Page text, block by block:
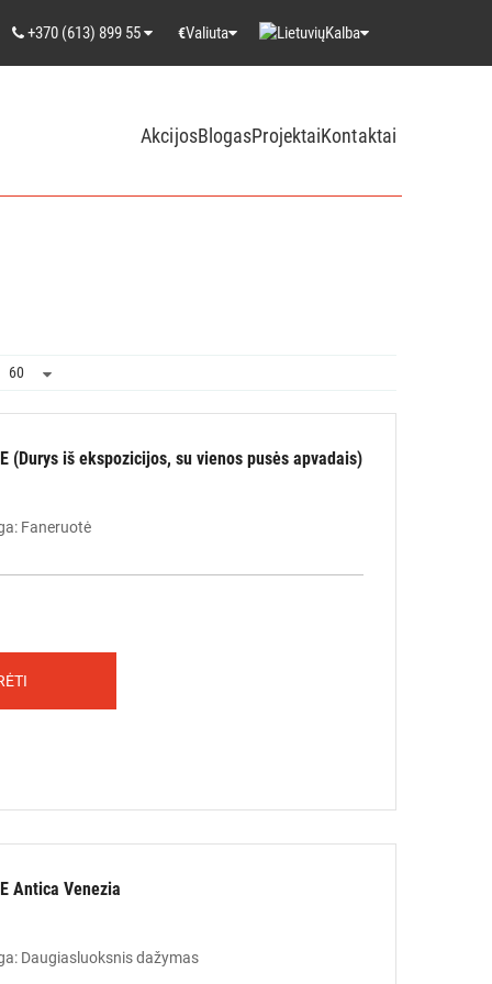
+370 (613) 899 55 €Valiuta Kalba
AkcijosBlogasProjektaiKontaktai
(Durys iš ekspozicijos, su vienos pusės apvadais)
Faneruotė
Antica Venezia
Daugiasluoksnis dažymas